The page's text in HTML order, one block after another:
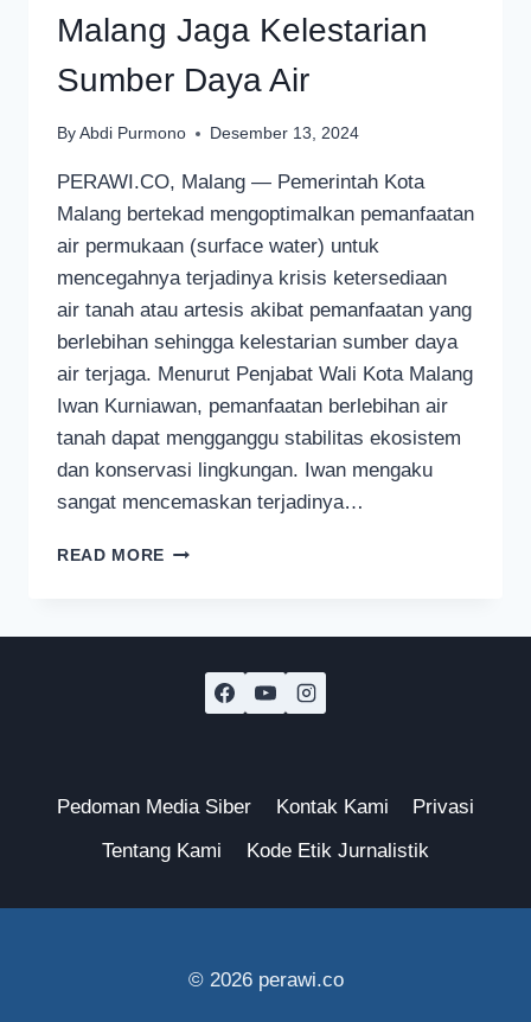
Malang Jaga Kelestarian
Sumber Daya Air
By Abdi Purmono Desember 13, 2024
PERAWI.CO, Malang — Pemerintah Kota
Malang bertekad mengoptimalkan pemanfaatan
air permukaan (surface water) untuk
mencegahnya terjadinya krisis ketersediaan
air tanah atau artesis akibat pemanfaatan yang
berlebihan sehingga kelestarian sumber daya
air terjaga. Menurut Penjabat Wali Kota Malang
Iwan Kurniawan, pemanfaatan berlebihan air
tanah dapat mengganggu stabilitas ekosistem
dan konservasi lingkungan. Iwan mengaku
sangat mencemaskan terjadinya…
READ MORE CARA
KELESTARIAN
SUMBER
Pedoman Media Siber Kontak Kami
Privasi
Tentang Kami
Kode Etik Jurnalistik
© 2026 perawi.co